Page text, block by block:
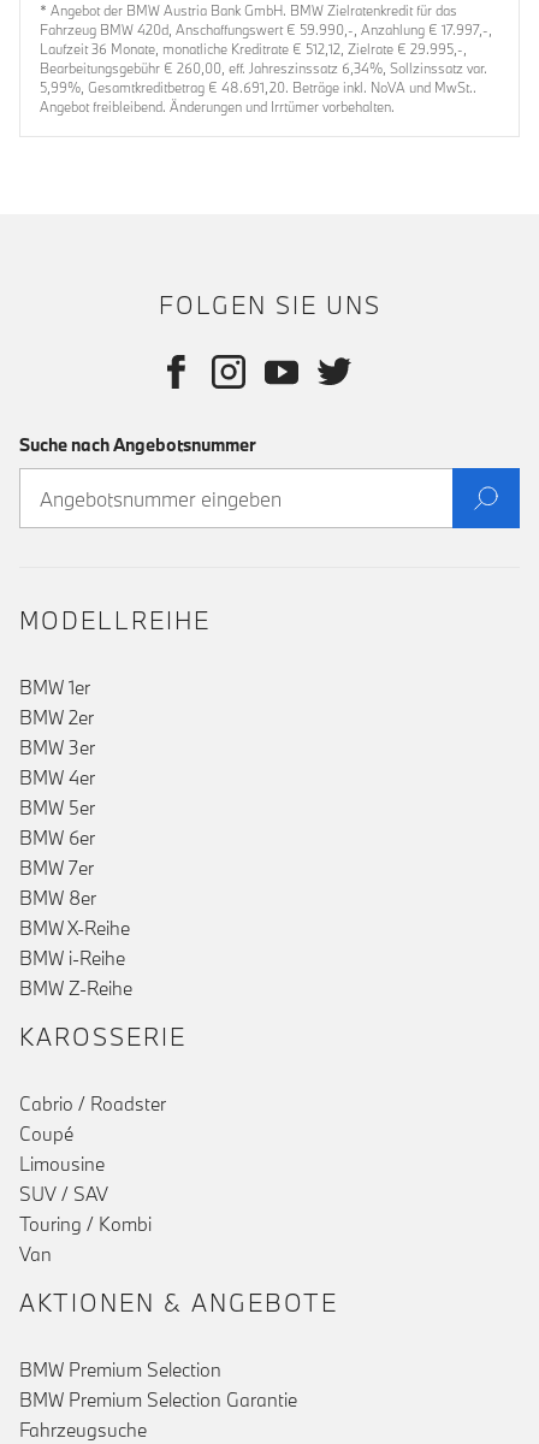
* Angebot der BMW Austria Bank GmbH. BMW Zielratenkredit für das
Fahrzeug BMW 420d, Anschaffungswert € 59.990,-, Anzahlung € 17.997,-,
Laufzeit 36 Monate, monatliche Kreditrate € 512,12, Zielrate € 29.995,-,
Bearbeitungsgebühr € 260,00, eff. Jahreszinssatz 6,34%, Sollzinssatz var.
5,99%, Gesamtkreditbetrag € 48.691,20. Beträge inkl. NoVA und MwSt..
Angebot freibleibend. Änderungen und Irrtümer vorbehalten.
FOLGEN SIE UNS
Suche nach Angebotsnummer
MODELLREIHE
BMW 1er
BMW 2er
BMW 3er
BMW 4er()
BMW 5er
BMW 6er
BMW 7er
BMW 8er
BMW X-Reihe
BMW i-Reihe
BMW Z-Reihe
KAROSSERIE
Cabrio / Roadster
Coupé
Limousine
SUV / SAV
Touring / Kombi
Van
AKTIONEN & ANGEBOTE
BMW Premium Selection
BMW Premium Selection Garantie
Fahrzeugsuche